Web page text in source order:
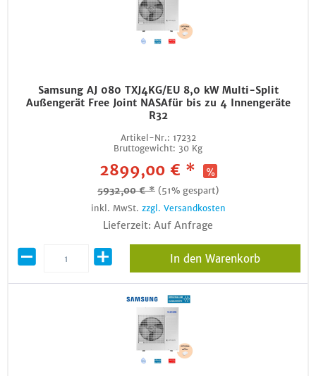
Samsung AJ 080 TXJ4KG/EU 8,0 kW Multi-Split
Außengerät Free Joint NASAfür bis zu 4 Innengeräte
R32
Artikel-Nr.: 17232
Bruttogewicht: 30 Kg
2899,00 € *
5932,00 € * (51% gespart)
inkl. MwSt. zzgl. Versandkosten
Lieferzeit: Auf Anfrage
In den Warenkorb